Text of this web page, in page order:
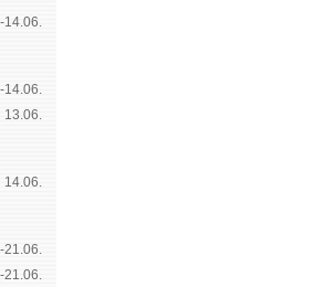
14.06.
14.06.
13.06.
14.06.
21.06.
21.06.